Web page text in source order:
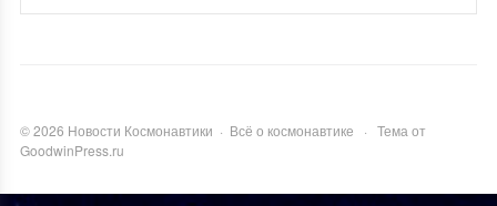
©2026 Новости Космонавтики · Всё о космонавтике · Тема от
GoodwinPress.ru